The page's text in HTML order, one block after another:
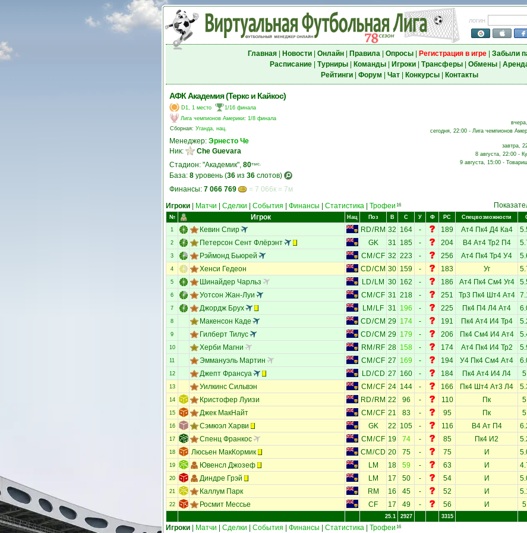
логин
Главная| Новости| Онлайн| Правила| Опросы| Регистрация в игре| Забыли
Расписание| Турниры| Команды| Игроки| Трансферы| Обмены|
Рейтинги| Форум Чат| Конкурсы| Контакты
АФК Академия (Теркс и Кайкос)
D1, 1 место
1/16 финала
Лига чемпионов Америки: 1/8 финала
Сборная: Уганда, нац.
Менеджер: Эрнесто Че
Ник:
Che Guevara
Стадион: "Академик", 80тыс.
База: 8 уровень (36 из 36 слотов)
Финансы: 7 066 769 = 7 066к = 7м
сегодня, 22:00 - Лига чемпионов
завтра,
8 августа, 22:00 -
9 августа, 15:00 -
Игроки Матчи Сделки События Финансы Статистика Трофеи 16
№ Игрок Нац Поз В С У Ф РС Спецвозможности
1 Кевин Спир RD/ RM 32 164 - 189 Ат4 Пк4 Д4 Ка4
2 Петерсон Сент Флёрэнт GK 31 185 - 204 В4 Ат4 Тр2 П4
3 Рэймонд Бьюрей CM /CF 32 223 - 256 Ат4 Пк4 Тр4 У4
4 Хенси Гедеон CD/CM 30 159 - 183 Уг
5 Шинайдер Чарльз LD/ LM 30 162 - 186 Ат4 Пк4 См4 Уг4
6 Уотсон Жан-Луи CM /CF 31 218 - 251 Тр3 Пк4 Шт4 Ат4
7 Джордж Брух LM / LF 31 196 - 225 Пк4 П4 Л4 Ат4
8 Макенсон Каде CD/CM 29 174 - 191 Пк4 Ат4 И4 Тр4
9 Гилберт Тилус CD/CM 29 179 - 206 Пк4 См4 И4 Ат4
10 Херби Магни RM / RF 28 158 - 174 Ат4 Пк4 И4 Тр2
11 Эммануэль Мартин CM /CF 27 169 - 194 У4 Пк4 См4 Ат4
12 Джепт Франсуа LD/CD 27 160 - 184 Пк4 Ат4 И4 Л4
13 Уилкинс Сильвэн CM /CF 24 144 - 166 Пк4 Шт4 Ат3 Л4
14 Кристофер Луизи RD/ RM 22 96 - 110 Пк
15 Джек МакНайт CM /CF 21 83 - 95 Пк
16 Сэмюэл Харви GK 22 105 - 116 В4 Ат П4
17 Спенц Франкос CM /CF 19 74 - 85 Пк4 И2
18 Люсьен МакКормик CM /CD 20 75 - 75 И
19 Ювенсл Джозеф LM 18 59 - 63 И
20 Диндре Грэй LM 17 50 - 54 И
21 Каллум Парк RM 16 45 - 52 И
22 Росмит Мессье CF 17 49 - 56 И
25.1 2927 3315
Игроки
Матчи Сделки События Финансы Статистика Трофеи 16